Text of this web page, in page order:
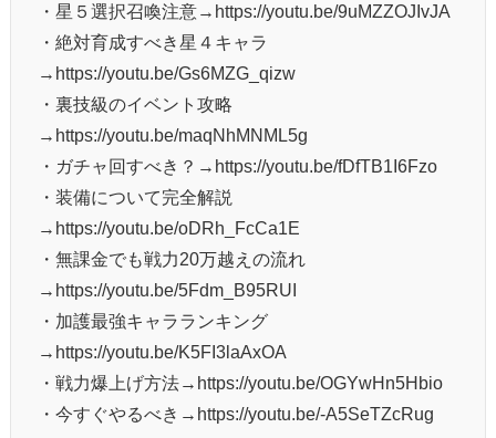
・星５選択召喚注意→https://youtu.be/9uMZZOJIvJA
・絶対育成すべき星４キャラ
→https://youtu.be/Gs6MZG_qizw
・裏技級のイベント攻略
→https://youtu.be/maqNhMNML5g
・ガチャ回すべき？→https://youtu.be/fDfTB1I6Fzo
・装備について完全解説
→https://youtu.be/oDRh_FcCa1E
・無課金でも戦力20万越えの流れ
→https://youtu.be/5Fdm_B95RUI
・加護最強キャラランキング
→https://youtu.be/K5FI3laAxOA
・戦力爆上げ方法→https://youtu.be/OGYwHn5Hbio
・今すぐやるべき→https://youtu.be/-A5SeTZcRug